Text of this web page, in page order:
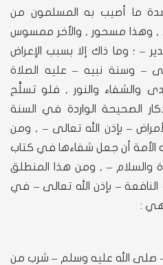
شدة ما أصيب به المسلمون من
, وهذا مسحور , والأخر ممسوس
– ؛ وما ذاك إلا بسبب الإعراض
– وسنة نبيه – عليه الصلاة
والشفاء والنور , فلو تسلَّح
الصحيحة الواردة في السنة
– بإذن الله تعالى – , ومن
الأمة أن جعل شفاءها في كتاب
والسلام – , ومن هذا المنطلق
– بإذن الله تعالى – في
:
صلى الله عليه وسلم – شرب من